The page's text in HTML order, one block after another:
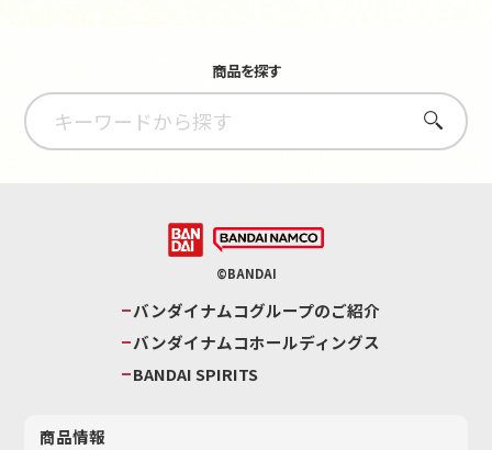
商品を探す
さがす
©BANDAI
バンダイナムコグループのご紹介
バンダイナムコホールディングス
BANDAI SPIRITS
商品情報